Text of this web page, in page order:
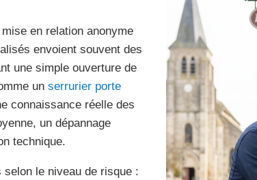
en relation anonyme
envoient souvent des
une simple ouverture de
un serrurier porte
connaissance réelle des
un dépannage
technique.
le niveau de risque :